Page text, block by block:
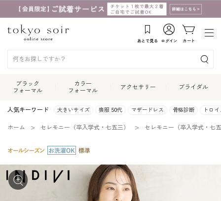
あとで見る ログイン カート
ブラック
フォーマル
カラー
フォーマル
アクセサリー ブライダル
人気キーワード 大きいサイズ 喪服 50代 マザードレス 骨格診断 トロ
ホーム セレモニー（卒入学式・七五三） セレモニー（卒入学式・七